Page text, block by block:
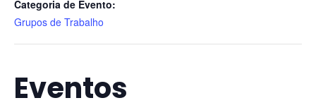
Categoria de Evento:
Grupos de Trabalho
Eventos